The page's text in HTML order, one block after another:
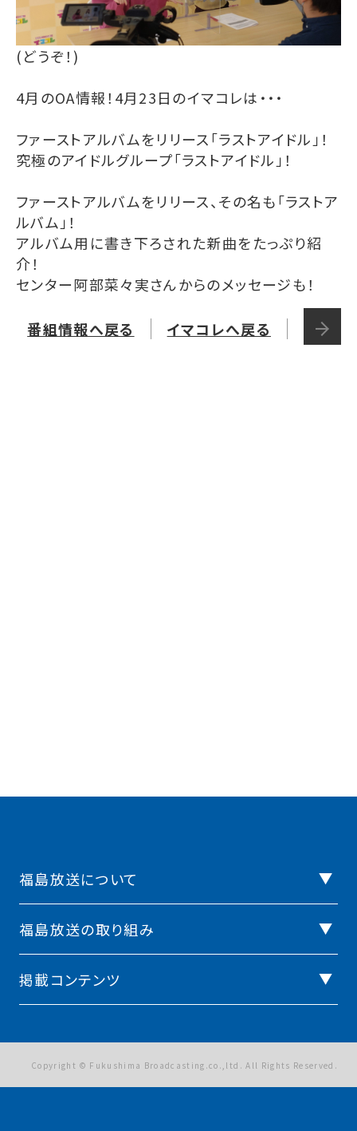
(どうぞ！)
4月のOA情報！4月23日のイマコレは・・・
ファーストアルバムをリリース「ラストアイドル」！
究極のアイドルグループ「ラストアイドル」！
ファーストアルバムをリリース、その名も「ラストア
ルバム」！
アルバム用に書き下ろされた新曲をたっぷり紹
介！
センター阿部菜々実さんからのメッセージも！
イマコレへ戻る
番組情報へ戻る
福島放送について
福島放送の取り組み
掲載コンテンツ
Copyright © Fukushima Broadcasting.co.,ltd. All Rights Reserved.